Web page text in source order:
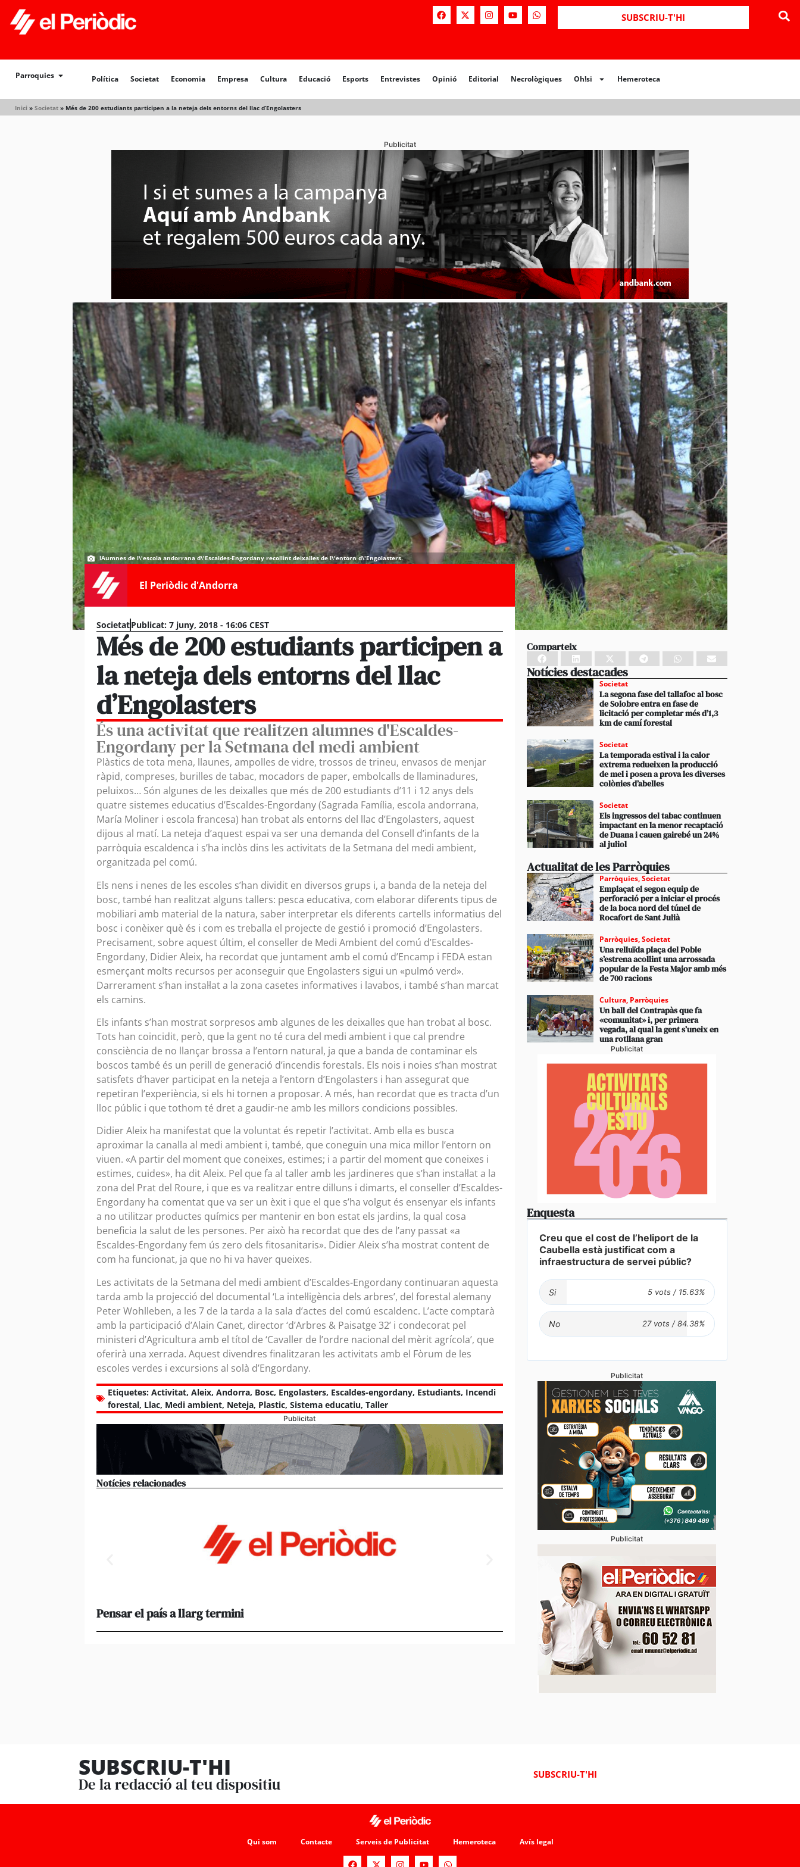
SUBSCRIU-T'HI
Parroquies Política Societat Economia Empresa Cultura Educació Esports Entrevistes Opinió Editorial Necrològiques Oh!si Hemeroteca
Inici » Societat » Més de 200 estudiants participen a la neteja dels entorns del llac d’Engolasters
Política Societat Opinió Editorial Necrològiques Hemeroteca
Publicitat
lAumnes de l\'escola andorrana d\'Escaldes-Engordany recollint deixalles de l\'entorn d\'Engolasters.
El Periòdic d'Andorra
SocietatPublicat: 7 juny, 2018 - 16:06 CEST
Més de 200 estudiants participen a
la neteja dels entorns del llac
d’Engolasters
És una activitat que realitzen alumnes d'Escaldes-
Engordany per la Setmana del medi ambient
Plàstics de tota mena, llaunes, ampolles de vidre, trossos de trineu, envasos de menjar
ràpid, compreses, burilles de tabac, mocadors de paper, embolcalls de llaminadures,
peluixos… Són algunes de les deixalles que més de 200 estudiants d’11 i 12 anys dels
quatre sistemes educatius d’Escaldes-Engordany (Sagrada Família, escola andorrana,
María Moliner i escola francesa) han trobat als entorns del llac d’Engolasters, aquest
dijous al matí. La neteja d’aquest espai va ser una demanda del Consell d’infants de la
parròquia escaldenca i s’ha inclòs dins les activitats de la Setmana del medi ambient,
organitzada pel comú.
Els nens i nenes de les escoles s’han dividit en diversos grups i, a banda de la neteja del
bosc, també han realitzat alguns tallers: pesca educativa, com elaborar diferents tipus de
mobiliari amb material de la natura, saber interpretar els diferents cartells informatius del
bosc i conèixer què és i com es treballa el projecte de gestió i promoció d’Engolasters.
Precisament, sobre aquest últim, el conseller de Medi Ambient del comú d’Escaldes-
Engordany, Didier Aleix, ha recordat que juntament amb el comú d’Encamp i FEDA estan
esmerçant molts recursos per aconseguir que Engolasters sigui un «pulmó verd».
Darrerament s’han instal·lat a la zona casetes informatives i lavabos, i també s’han marcat
els camins.
Els infants s’han mostrat sorpresos amb algunes de les deixalles que han trobat al bosc.
Tots han coincidit, però, que la gent no té cura del medi ambient i que cal prendre
consciència de no llançar brossa a l’entorn natural, ja que a banda de contaminar els
boscos també és un perill de generació d’incendis forestals. Els nois i noies s’han mostrat
satisfets d’haver participat en la neteja a l’entorn d’Engolasters i han assegurat que
repetiran l’experiència, si els hi tornen a proposar. A més, han recordat que es tracta d’un
lloc públic i que tothom té dret a gaudir-ne amb les millors condicions possibles.
Didier Aleix ha manifestat que la voluntat és repetir l’activitat. Amb ella es busca
aproximar la canalla al medi ambient i, també, que coneguin una mica millor l’entorn on
viuen. «A partir del moment que coneixes, estimes; i a partir del moment que coneixes i
estimes, cuides», ha dit Aleix. Pel que fa al taller amb les jardineres que s’han instal·lat a la
zona del Prat del Roure, i que es va realitzar entre dilluns i dimarts, el conseller d’Escaldes-
Engordany ha comentat que va ser un èxit i que el que s’ha volgut és ensenyar els infants
a no utilitzar productes químics per mantenir en bon estat els jardins, la qual cosa
beneficia la salut de les persones. Per això ha recordat que des de l’any passat «a
Escaldes-Engordany fem ús zero dels fitosanitaris». Didier Aleix s’ha mostrat content de
com ha funcionat, ja que no hi va haver queixes.
Les activitats de la Setmana del medi ambient d’Escaldes-Engordany continuaran aquesta
tarda amb la projecció del documental ‘La intel·ligència dels arbres’, del forestal alemany
Peter Wohlleben, a les 7 de la tarda a la sala d’actes del comú escaldenc. L’acte comptarà
amb la participació d’Alain Canet, director ‘d’Arbres & Paisatge 32’ i condecorat pel
ministeri d’Agricultura amb el títol de ‘Cavaller de l’ordre nacional del mèrit agrícola’, que
oferirà una xerrada. Aquest divendres finalitzaran les activitats amb el Fòrum de les
escoles verdes i excursions al solà d’Engordany.
Etiquetes: Activitat, Aleix, Andorra, Bosc, Engolasters, Escaldes-engordany, Estudiants, Incendi
forestal, Llac, Medi ambient, Neteja, Plastic, Sistema educatiu, Taller
Publicitat
Notícies relacionades
Pensar el país a llarg termini Emplaçat el segon equip de perforació per a iniciar el
del túnel de Rocafort de Sant Julià
Comparteix
Notícies destacades
Societat
La segona fase del tallafoc al bosc
de Solobre entra en fase de
licitació per completar més d’1,3
km de camí forestal
Societat
La temporada estival i la calor
extrema redueixen la producció
de mel i posen a prova les diverses
colònies d’abelles
Societat
Els ingressos del tabac continuen
impactant en la menor recaptació
de Duana i cauen gairebé un 24%
al juliol
Actualitat de les Parròquies
Parròquies,Societat
Emplaçat el segon equip de
perforació per a iniciar el procés
de la boca nord del túnel de
Rocafort de Sant Julià
Parròquies,Societat
Una relluïda plaça del Poble
s’estrena acollint una arrossada
popular de la Festa Major amb més
de 700 racions
Cultura, Parròquies
Un ball del Contrapàs que fa
«comunitat» i, per primera
vegada, al qual la gent s’uneix en
una rotllana gran
Publicitat
Enquesta
Creu que el cost de l’heliport de la
Caubella està justificat com a
infraestructura de servei públic?
Si
No
Publicitat
Publicitat
SUBSCRIU-T'HI
De la redacció al teu dispositiu
SUBSCRIU-T'HI
Qui som Contacte Serveis de Publicitat Hemeroteca Avís legal